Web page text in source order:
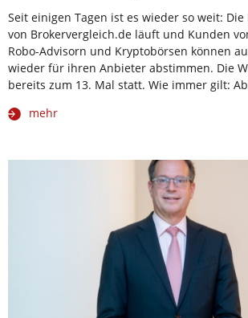
Seit einigen Tagen ist es wieder so weit:
von Brokervergleich.de läuft und Kunden
Robo-Advisorn und Kryptobörsen können
wieder für ihren Anbieter abstimmen. Die
bereits zum 13. Mal statt. Wie immer gilt:
mehr